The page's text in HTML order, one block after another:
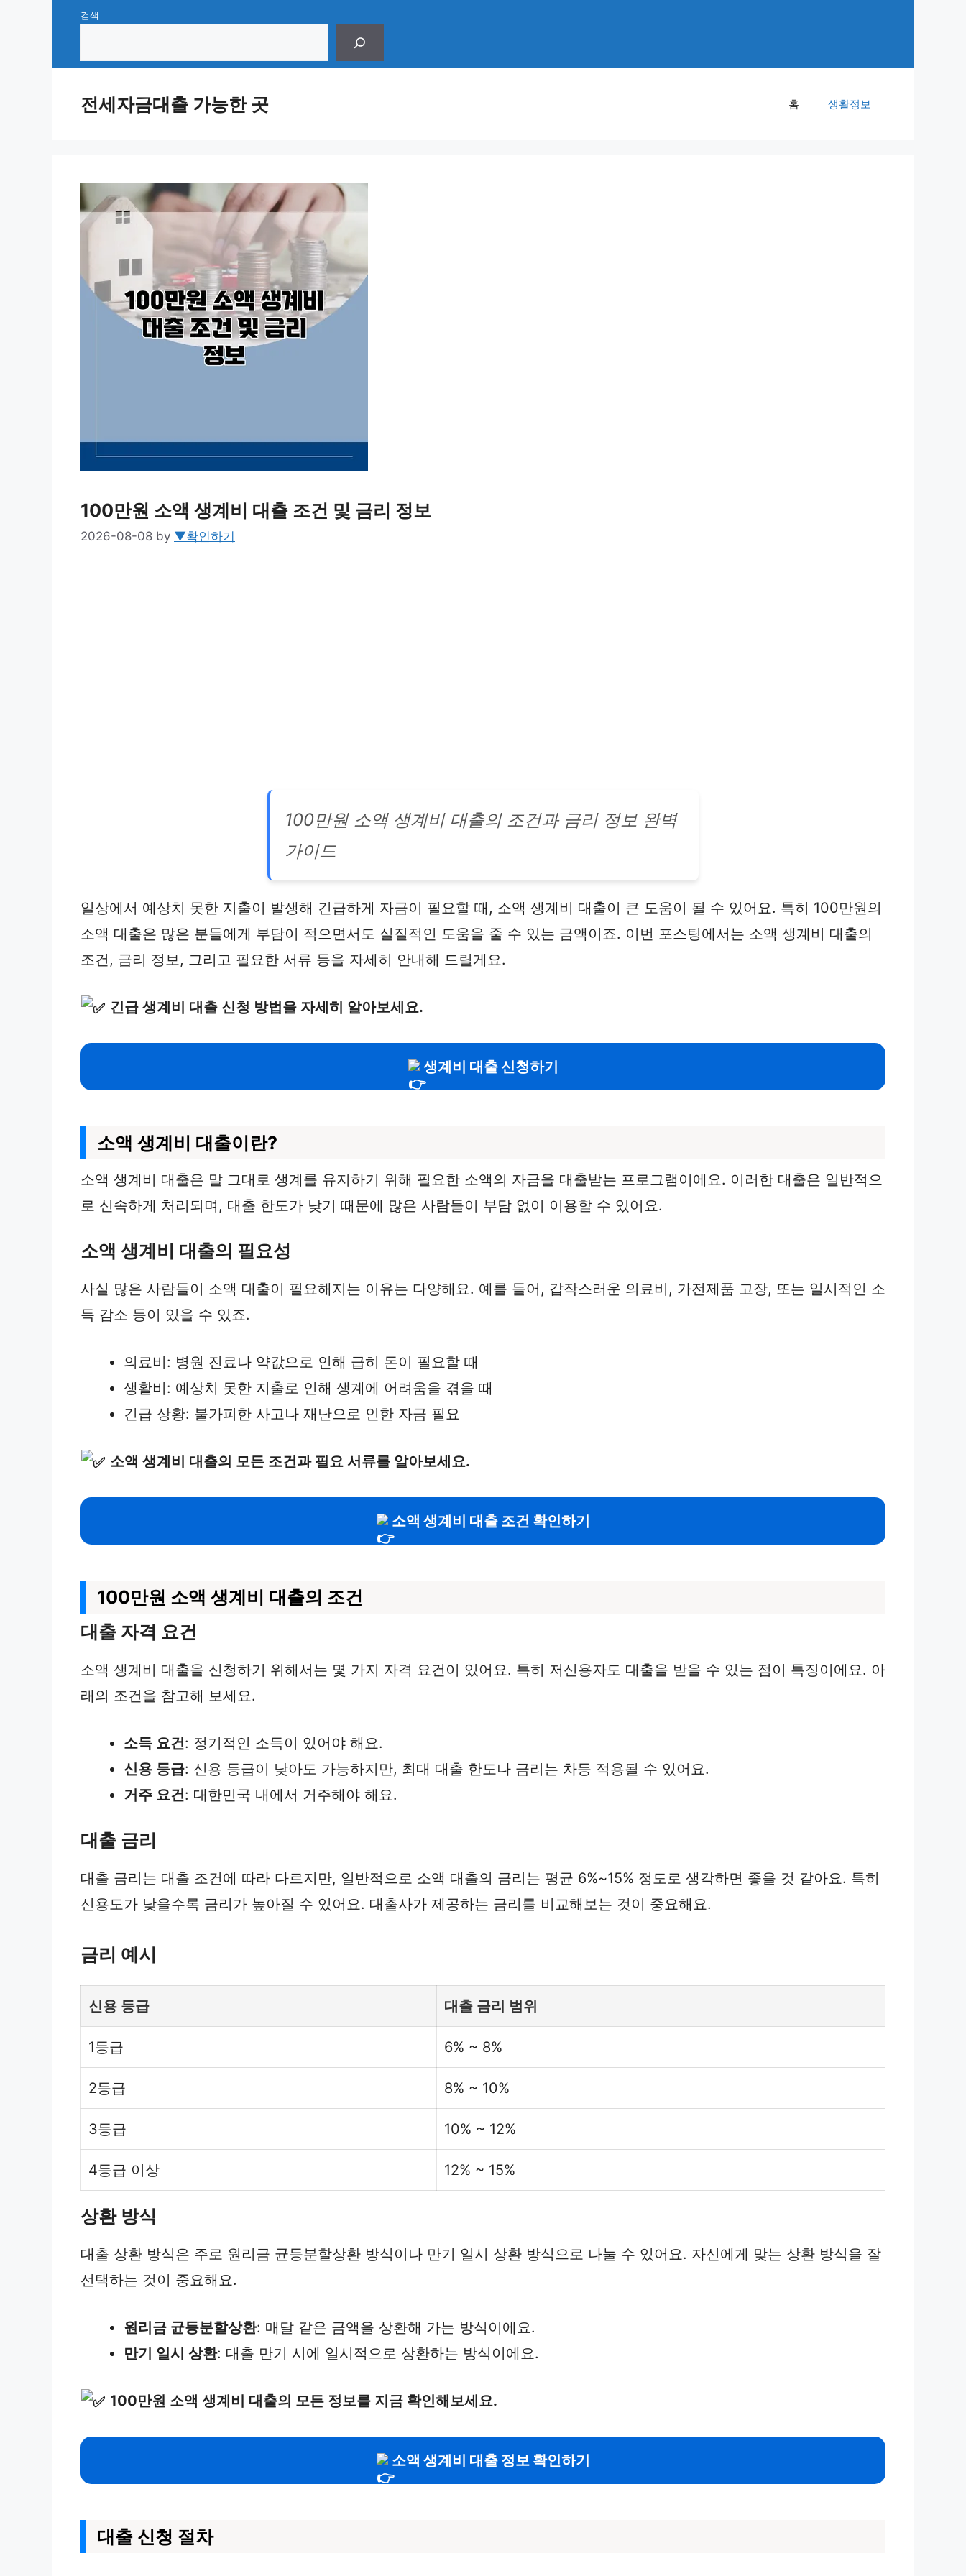
검색
전세자금대출 가능한 곳 홈 생활정보
100만원 소액 생계비 대출 조건 및 금리 정보
2026-08-08 by ▼확인하기
100만원 소액 생계비 대출의 조건과 금리 정보 완벽
가이드
일상에서 예상치 못한 지출이 발생해 긴급하게 자금이 필요할 때, 소액 생계비 대출이 큰 도움이 될 수 있어요. 특히 100만원의
소액 대출은 많은 분들에게 부담이 적으면서도 실질적인 도움을 줄 수 있는 금액이죠. 이번 포스팅에서는 소액 생계비 대출의
조건, 금리 정보, 그리고 필요한 서류 등을 자세히 안내해 드릴게요.
긴급 생계비 대출 신청 방법을 자세히 알아보세요.
생계비 대출 신청하기
소액 생계비 대출이란?
소액 생계비 대출은 말 그대로 생계를 유지하기 위해 필요한 소액의 자금을 대출받는 프로그램이에요. 이러한 대출은 일반적으
로 신속하게 처리되며, 대출 한도가 낮기 때문에 많은 사람들이 부담 없이 이용할 수 있어요.
소액 생계비 대출의 필요성
사실 많은 사람들이 소액 대출이 필요해지는 이유는 다양해요. 예를 들어, 갑작스러운 의료비, 가전제품 고장, 또는 일시적인 소
득 감소 등이 있을 수 있죠.
의료비: 병원 진료나 약값으로 인해 급히 돈이 필요할 때
생활비: 예상치 못한 지출로 인해 생계에 어려움을 겪을 때
긴급 상황: 불가피한 사고나 재난으로 인한 자금 필요
소액 생계비 대출의 모든 조건과 필요 서류를 알아보세요.
소액 생계비 대출 조건 확인하기
100만원 소액 생계비 대출의 조건
대출 자격 요건
소액 생계비 대출을 신청하기 위해서는 몇 가지 자격 요건이 있어요. 특히 저신용자도 대출을 받을 수 있는 점이 특징이에요. 아
래의 조건을 참고해 보세요.
소득 요건: 정기적인 소득이 있어야 해요.
신용 등급: 신용 등급이 낮아도 가능하지만, 최대 대출 한도나 금리는 차등 적용될 수 있어요.
거주 요건: 대한민국 내에서 거주해야 해요.
대출 금리
대출 금리는 대출 조건에 따라 다르지만, 일반적으로 소액 대출의 금리는 평균 6%~15% 정도로 생각하면 좋을 것 같아요. 특히
신용도가 낮을수록 금리가 높아질 수 있어요. 대출사가 제공하는 금리를 비교해보는 것이 중요해요.
금리 예시
신용 등급 대출 금리 범위
1등급 6% ~ 8%
2등급 8% ~ 10%
3등급 10% ~ 12%
4등급 이상 12% ~ 15%
상환 방식
대출 상환 방식은 주로 원리금 균등분할상환 방식이나 만기 일시 상환 방식으로 나눌 수 있어요. 자신에게 맞는 상환 방식을 잘
선택하는 것이 중요해요.
원리금 균등분할상환: 매달 같은 금액을 상환해 가는 방식이에요.
만기 일시 상환: 대출 만기 시에 일시적으로 상환하는 방식이에요.
100만원 소액 생계비 대출의 모든 정보를 지금 확인해보세요.
소액 생계비 대출 정보 확인하기
대출 신청 절차